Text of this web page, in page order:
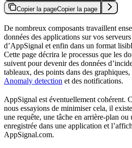
Copier la pageCopier la page
De nombreux composants travaillent
données des applications sur vos
d’AppSignal et enfin dans un format
Cette page décrira le processus que les
suivent pour devenir des données
tableaux, des points dans des
Anomaly detection et des notifications.
AppSignal est éventuellement cohérent.
nous essayions de minimiser cela, il
une requête, une tâche en arrière-plan ou
enregistrée dans une application et
AppSignal.com.